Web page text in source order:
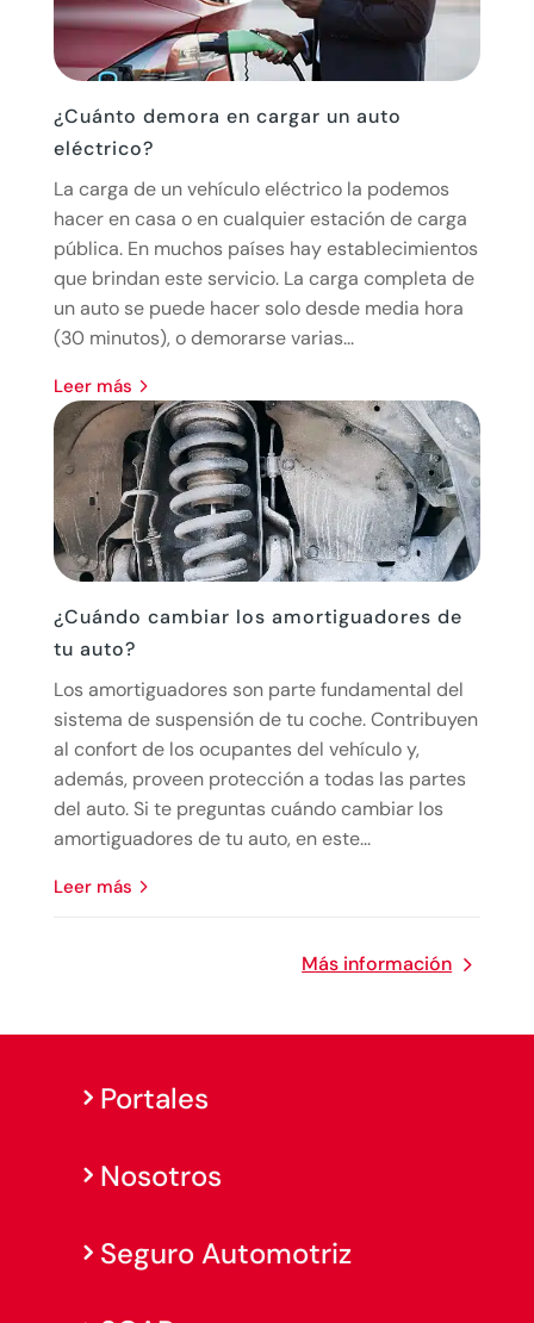
¿Cuánto demora en cargar un auto
eléctrico?
La carga de un vehículo eléctrico la podemos
hacer en casa o en cualquier estación de carga
pública. En muchos países hay establecimientos
que brindan este servicio. La carga completa de
un auto se puede hacer solo desde media hora
(30 minutos), o demorarse varias...
leer más
¿Cuándo cambiar los amortiguadores de
tu auto?
Los amortiguadores son parte fundamental del
sistema de suspensión de tu coche. Contribuyen
al confort de los ocupantes del vehículo y,
además, proveen protección a todas las partes
del auto. Si te preguntas cuándo cambiar los
amortiguadores de tu auto, en este...
leer más
Más información
Portales
Nosotros
Seguro Automotriz